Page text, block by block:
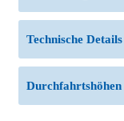
Technische Details
Durchfahrtshöhen